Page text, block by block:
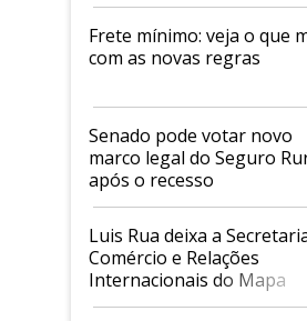
Frete mínimo: veja o que
com as novas regras
Senado pode votar novo
marco legal do Seguro
após o recesso
Luis Rua deixa a
Comércio e Relações
Internacionais do Mapa